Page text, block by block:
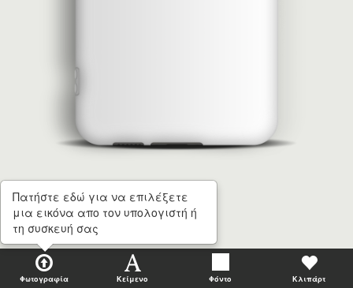
Φωτογραφία
Πατήστε εδώ για να επιλέξετε
μια εικόνα απο τον υπολογιστή ή
τη συσκευή σας
Κείμενο Φόντο Κλιπάρτ